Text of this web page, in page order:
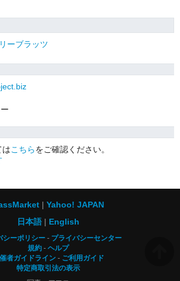
ーブラッツ
はこちらをご確認ください。
Yahoo! JAPAN
日本語
English
シーポリシー
プライバシーセンター
規約
ヘルプ
者ガイドライン
ご利用ガイド
特定商取引法の表示